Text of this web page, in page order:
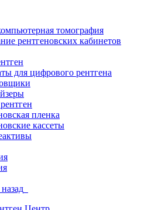
томография
рентгеновских кабинетов
для цифрового рентгена
пленка
кассеты
назад